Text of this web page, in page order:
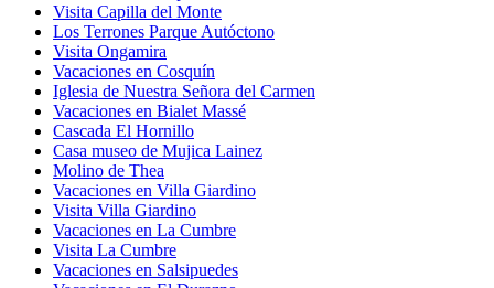
Visita Capilla del Monte
Los Terrones Parque Autóctono
Visita Ongamira
Vacaciones en Cosquín
Iglesia de Nuestra Señora del Carmen
Vacaciones en Bialet Massé
Cascada El Hornillo
Casa museo de Mujica Lainez
Molino de Thea
Vacaciones en Villa Giardino
Visita Villa Giardino
Vacaciones en La Cumbre
Visita La Cumbre
Vacaciones en Salsipuedes